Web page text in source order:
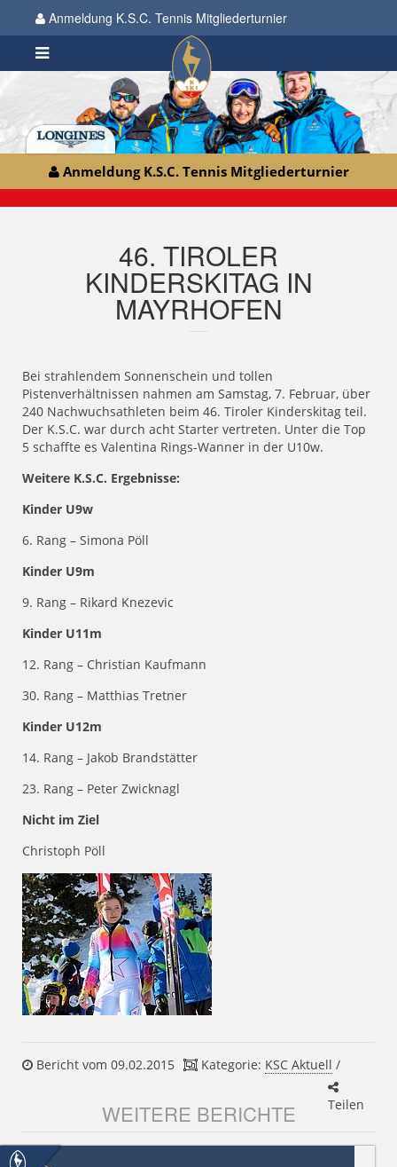
Anmeldung K.S.C. Tennis Mitgliederturnier
Anmeldung K.S.C. Tennis Mitgliederturnier
46. TIROLER
KINDERSKITAG IN
MAYRHOFEN
Bei strahlendem Sonnenschein und tollen
Pistenverhältnissen nahmen am Samstag, 7. Februar, über
240 Nachwuchsathleten beim 46. Tiroler Kinderskitag teil.
Der K.S.C. war durch acht Starter vertreten. Unter die Top
5 schaffte es Valentina Rings-Wanner in der U10w.
Weitere K.S.C. Ergebnisse:
Kinder U9w
6. Rang – Simona Pöll
Kinder U9m
9. Rang – Rikard Knezevic
Kinder U11m
12. Rang – Christian Kaufmann
30. Rang – Matthias Tretner
Kinder U12m
14. Rang – Jakob Brandstätter
23. Rang – Peter Zwicknagl
Nicht im Ziel
Christoph Pöll
Bericht vom 09.02.2015 Kategorie: KSC Aktuell /
Teilen
WEITERE BERICHTE